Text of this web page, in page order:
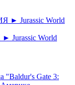
World
"Baldur's Gate 3: